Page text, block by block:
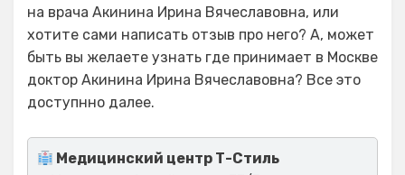
на врача Акинина Ирина Вячеславовна, или
хотите сами написать отзыв про него? А, может
быть вы желаете узнать где принимает в Москве
доктор Акинина Ирина Вячеславовна? Все это
доступнно далее.
Медицинский центр Т-Стиль